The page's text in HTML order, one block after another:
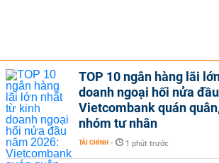
TOP 10 ngân hàng lãi
doanh ngoại hối nửa
Vietcombank quán
nhóm tư nhân
TÀI CHÍNH - 1 phút trước